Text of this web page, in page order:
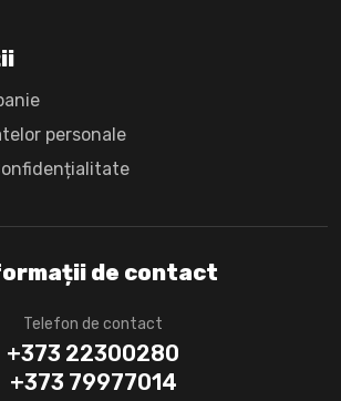
de contact
Telefon de contact
+373 22300280
+373 79977014
personale